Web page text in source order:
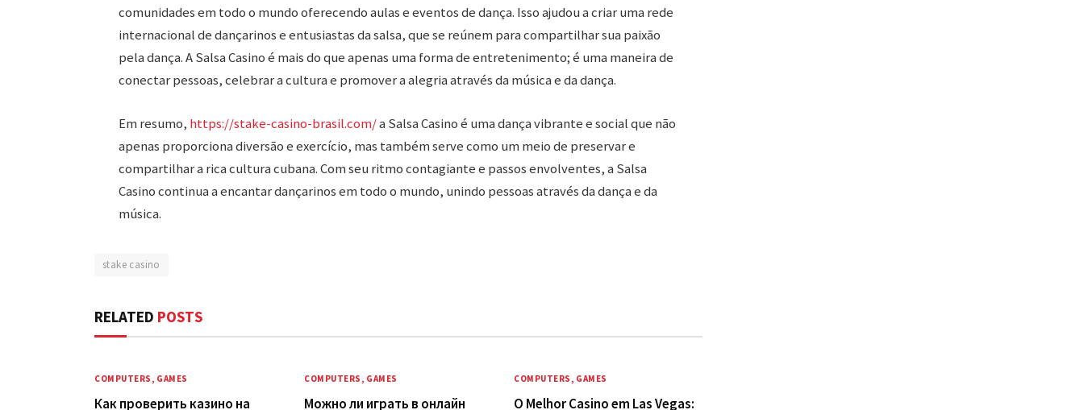
comunidades em todo o mundo oferecendo aulas e eventos de dança. Isso ajudou a criar uma rede
internacional de dançarinos e entusiastas da salsa, que se reúnem para compartilhar sua paixão
pela dança. A Salsa Casino é mais do que apenas uma forma de entretenimento; é uma maneira de
conectar pessoas, celebrar a cultura e promover a alegria através da música e da dança.
Em resumo, https://stake-casino-brasil.com/a Salsa Casino é uma dança vibrante e social que não
apenas proporciona diversão e exercício, mas também serve como um meio de preservar e
compartilhar a rica cultura cubana. Com seu ritmo contagiante e passos envolventes, a Salsa
Casino continua a encantar dançarinos em todo o mundo, unindo pessoas através da dança e da
música.
stake casino
RELATED POSTS
COMPUTERS, GAMES
Как проверить казино на
COMPUTERS, GAMES
Можно ли играть в онлайн
COMPUTERS, GAMES
O Melhor Casino em Las Vegas: